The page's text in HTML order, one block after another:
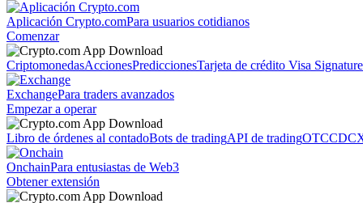
Aplicación Crypto.comPara usuarios cotidianos
Comenzar
CriptomonedasAccionesPrediccionesTarjeta de crédito Visa
ExchangePara traders avanzados
Empezar a operar
Libro de órdenes al contadoBots de tradingAPI de tradingOTC
OnchainPara entusiastas de Web3
Obtener extensión